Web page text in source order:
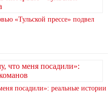
«Тульской прессе» подвел
посадили»: реальные истории